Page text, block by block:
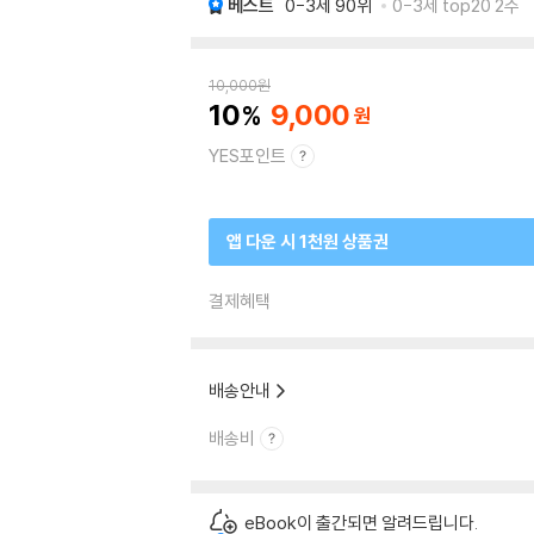
베스트 0-3세 90위 0-3세 top20 2주
10,000원
10 9,000
YES포인트
앱 다운 시 1천원 상품권
결제혜택
배송안내
배송비
eBook이 출간되면 알려드립니다.